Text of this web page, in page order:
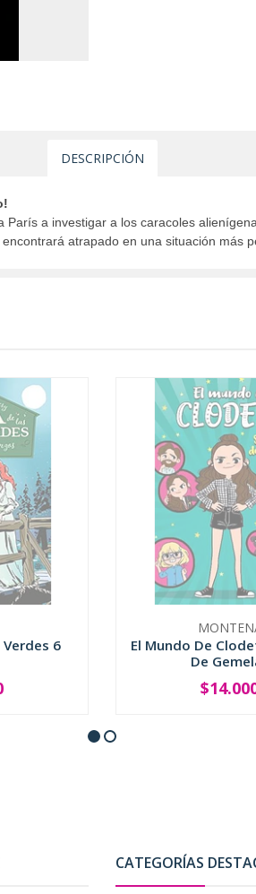
DESCRIPCIÓN
a investigar a los caracoles
atrapado en una situación más
Verdes 6
El Mundo De
De
SOLD
CATEGORÍAS